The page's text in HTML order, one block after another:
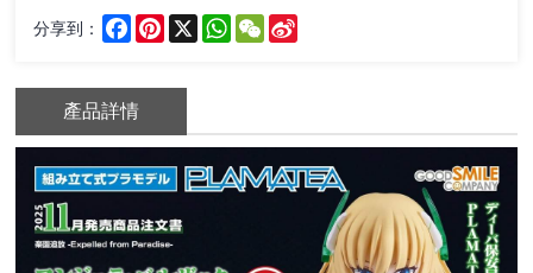
分享到： Facebook
Pinterest
X WhatsApp
WeChat
產品詳情